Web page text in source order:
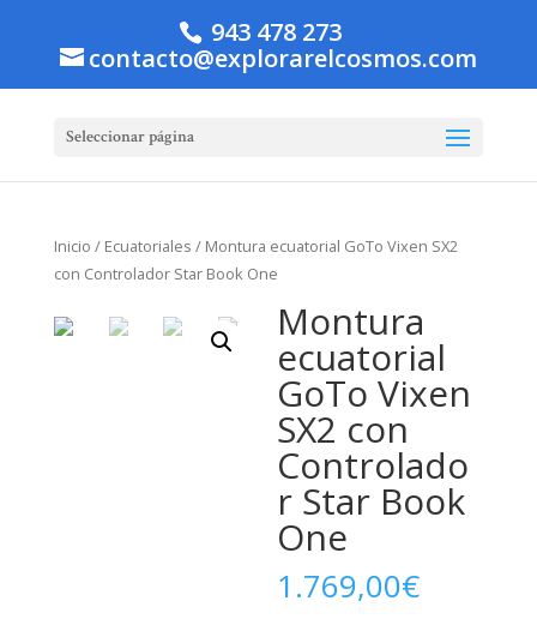
943 478 273
contacto@explorarelcosmos.com
Seleccionar página
Inicio / Ecuatoriales / Montura ecuatorial GoTo Vixen SX2
con Controlador Star Book One
Montura
ecuatorial
GoTo Vixen
SX2 con
Controlado
r Star Book
One
1.769,00€